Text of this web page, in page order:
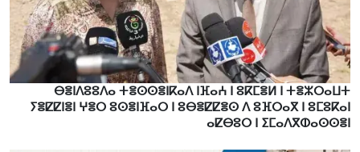
ⴱⴻⵏⴷⵓⵓⴷⴰ ⵜⴻⵙⵙⴻⵏⴽⴰⴷ ⵏⴼⴰⵄ ⵏ ⵓⴽⵎⴻⵍ ⵏ ⵜⴻⵣⵔⴰⵡⵜ
ⵢⴻⵇⵇⵏⴻⵏ ⵖⴻⵔ ⵓⵙⴻⵏⴼⴰⵔ ⵏ ⵓⴱⴻⵇⵇⴻⵙ ⴷ ⵓⴼⵔⴰⴳ ⵏ ⵓⵎⵓⴽⴰⵏ
ⴰⵇⴱⵓⵔ ⵏ ⵉⵎⴰⴷⴳⵀⴰⵙⵙⴻⵏ